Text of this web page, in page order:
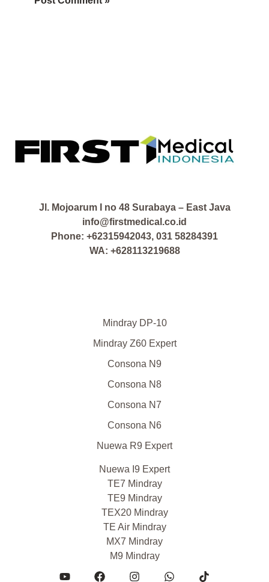
Jl. Mojoarum I no 48 Surabaya – East Java
info@firstmedical.co.id
Phone: +62315942043, 031 58284391
WA: +628113219688
Mindray DP-10
Mindray Z60 Expert
Consona N9
Consona N8
Consona N7
Consona N6
Nuewa R9 Expert
Nuewa I9 Expert
TE7 Mindray
TE9 Mindray
TEX20 Mindray
TE Air Mindray
MX7 Mindray
M9 Mindray